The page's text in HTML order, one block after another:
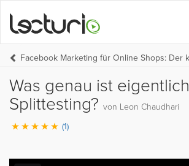
Was genau ist eigentlich
Splittesting? von Leon Chaudhari
(1)